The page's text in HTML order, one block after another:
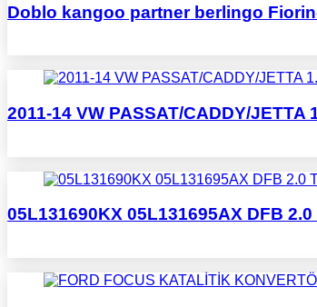
Doblo kangoo partner berlingo
2011-14 VW PASSAT/CADDY/JETTA
05L131690KX 05L131695AX DFB